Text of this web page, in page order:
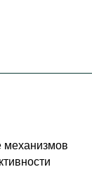
механизмов